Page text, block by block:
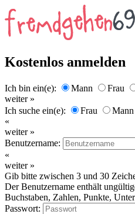
Kostenlos anmelden
Ich bin ein(e): Mann Frau
weiter »
Ich suche ein(e):
Frau Mann
«
weiter »
Benutzername:
«
weiter »
Gib bitte zwischen 3 und 30
Der Benutzername enthält
Buchstaben, Zahlen, Punkte,
Passwort: